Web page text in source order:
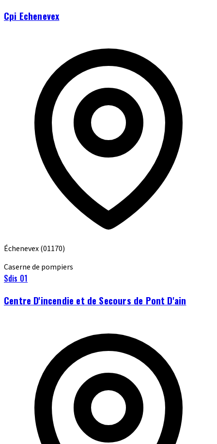
Cpi Echenevex
Échenevex(01170)
Caserne de pompiers
Sdis 01
Centre D'incendie et de Secours de Pont D'ain